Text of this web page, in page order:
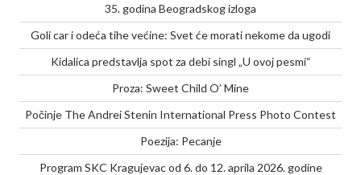
35. godina Beogradskog izloga
Goli car i odeća tihe većine: Svet će morati nekome da ugodi
Kidalica predstavlja spot za debi singl „U ovoj pesmi“
Proza: Sweet Child O’ Mine
Počinje The Andrei Stenin International Press Photo Contest
Poezija: Pecanje
Program SKC Kragujevac od 6. do 12. aprila 2026. godine